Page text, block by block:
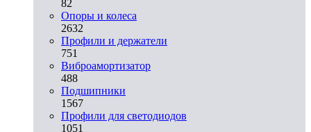
82
Опоры и колеса
2632
Профили и держатели
751
Виброамортизатор
488
Подшипники
1567
Профили для светодиодов
1051